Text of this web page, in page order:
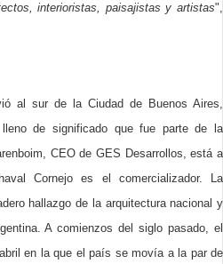
interioristas, paisajistas y artistas",
al sur de la Ciudad de Buenos Aires,
de significado que fue parte de la
CEO de GES Desarrollos, está a
Cornejo es el comercializador. La
hallazgo de la arquitectura nacional y
A comienzos del siglo pasado, el
en la que el país se movía a la par de